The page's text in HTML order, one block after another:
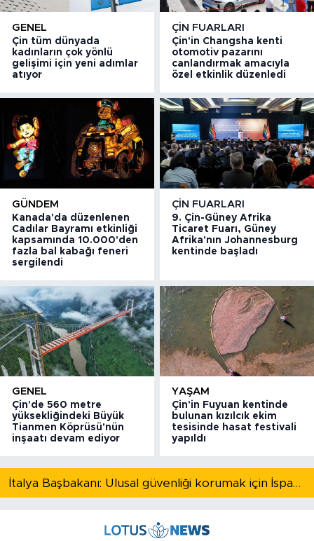
GENEL
Çin tüm dünyada
kadınların çok yönlü
gelişimi için yeni adımlar
atıyor
ÇIN FUARLARI
Çin'in Changsha kenti
otomotiv pazarını
canlandırmak amacıyla
özel etkinlik düzenledi
GÜNDEM
Kanada'da düzenlenen
Cadılar Bayramı etkinliği
kapsamında 10.000'den
fazla bal kabağı feneri
sergilendi
ÇIN FUARLARI
9. Çin-Güney Afrika
Ticaret Fuarı, Güney
Afrika'nın Johannesburg
kentinde başladı
GENEL
Çin'de 560 metre
yüksekliğindeki Büyük
Tianmen Köprüsü'nün
inşaatı devam ediyor
YAŞAM
Çin'in Fuyuan kentinde
bulunan kızılcık ekim
tesisinde hasat festivali
yapıldı
İtalya Başbakanı: Ulusal güvenliği korumak için İspanya ile Schengen kapsamındaki serbest dolaşımı askıya alıyoruz